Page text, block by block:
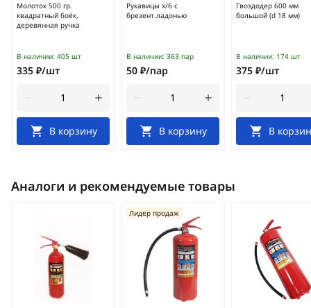
Молоток 500 гр.
квадратный боёк,
деревянная ручка
В наличии: 405 шт
335 ₽/шт
В корзину
Рукавицы х/б с
брезент.ладонью
В наличии: 363 пар
50 ₽/пар
В корзину
Гвоздодер 600 мм
большой (d 18 мм)
В наличии: 174 шт
375 ₽/шт
В
Аналоги и рекомендуемые товары
Лидер продаж